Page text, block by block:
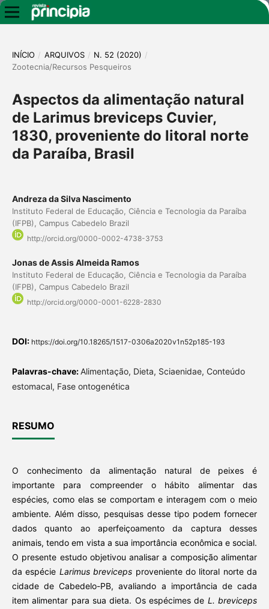
INÍCIO / ARQUIVOS / N. 52 (2020) /
Zootecnia/Recursos Pesqueiros
Aspectos da alimentação natural
de Larimus breviceps Cuvier,
1830, proveniente do litoral norte
da Paraíba, Brasil
Andreza da Silva Nascimento
Instituto Federal de Educação, Ciência e Tecnologia da Paraíba
(IFPB), Campus Cabedelo Brazil
http://orcid.org/0000-0002-4738-3753
Jonas de Assis Almeida Ramos
Instituto Federal de Educação, Ciência e Tecnologia da Paraíba
(IFPB), Campus Cabedelo Brazil
http://orcid.org/0000-0001-6228-2830
DOI: https://doi.org/10.18265/1517-0306a2020v1n52p185-193
Palavras-chave:Alimentação, Dieta, Sciaenidae, Conteúdo
estomacal, Fase ontogenética
RESUMO
O conhecimento da alimentação natural de peixes é
importante para compreender o hábito alimentar das
espécies, como elas se comportam e interagem com o meio
ambiente. Além disso, pesquisas desse tipo podem fornecer
dados quanto ao aperfeiçoamento da captura desses
animais, tendo em vista a sua importância econômica e social.
O presente estudo objetivou analisar a composição alimentar
da espécie Larimus breviceps proveniente do litoral norte da
cidade de Cabedelo-PB, avaliando a importância de cada
item alimentar para sua dieta. Os espécimes de L. breviceps